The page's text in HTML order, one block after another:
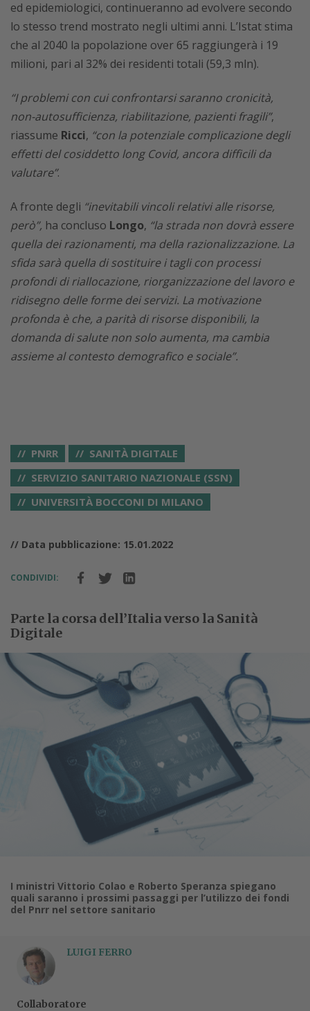
ed epidemiologici, continueranno ad evolvere secondo
lo stesso trend mostrato negli ultimi anni. L’Istat stima
che al 2040 la popolazione over 65 raggiungerà i 19
milioni, pari al 32% dei residenti totali (59,3 mln).
“I problemi con cui confrontarsi saranno cronicità,
non-autosufficienza, riabilitazione, pazienti fragili”,
riassume Ricci, “con la potenziale complicazione degli
effetti del cosiddetto long Covid, ancora difficili da
valutare”.
A fronte degli “inevitabili vincoli relativi alle risorse,
però”, ha concluso Longo, “la strada non dovrà essere
quella dei razionamenti, ma della razionalizzazione. La
sfida sarà quella di sostituire i tagli con processi
profondi di riallocazione, riorganizzazione del lavoro e
ridisegno delle forme dei servizi. La motivazione
profonda è che, a parità di risorse disponibili, la
domanda di salute non solo aumenta, ma cambia
assieme al contesto demografico e sociale”.
PNRR
SANITÀ DIGITALE
SERVIZIO SANITARIO NAZIONALE (SSN)
UNIVERSITÀ BOCCONI DI MILANO
// Data pubblicazione: 15.01.2022
CONDIVIDI:
Parte la corsa dell’Italia verso la Sanità
Digitale
I ministri Vittorio Colao e Roberto Speranza spiegano
quali saranno i prossimi passaggi per l’utilizzo dei fondi
del Pnrr nel settore sanitario
LUIGI FERRO
Collaboratore